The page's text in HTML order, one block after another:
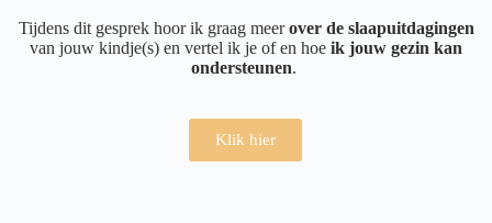
Tijdens dit gesprek hoor ik graag meerover de slaapuitdagingen
van jouw kindje(s) en vertel ik je of en hoe ik jouw gezin kan
ondersteunen.
Klik hier